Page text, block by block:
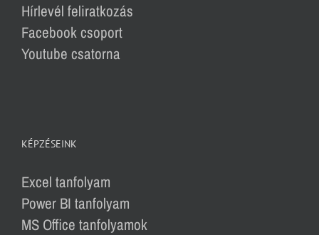
Hírlevél feliratkozás
Facebook csoport
Youtube csatorna
KÉPZÉSEINK
Excel tanfolyam
Power BI tanfolyam
MS Office tanfolyamok